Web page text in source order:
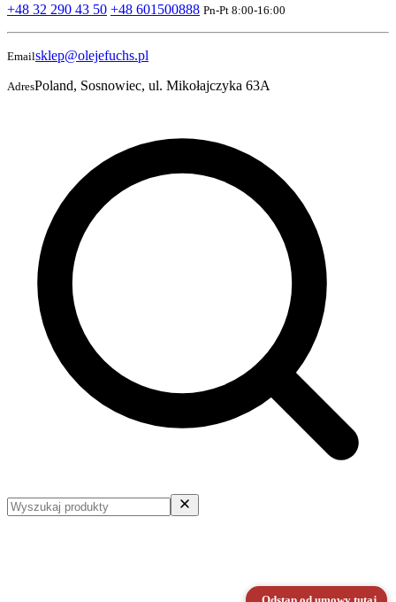
+48 32 290 43 50 +48 601500888 Pn-Pt 8:00-16:00
Emailsklep@olejefuchs.pl
AdresPoland, Sosnowiec, ul. Mikołajczyka 63A